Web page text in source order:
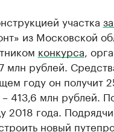
участка
из Московской
конкурса ,
млн рублей.
году он получит
– 413,6 млн рублей.
2018 года.
новый